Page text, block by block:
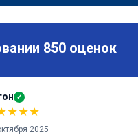
850 оценок
✓
★★★
2025